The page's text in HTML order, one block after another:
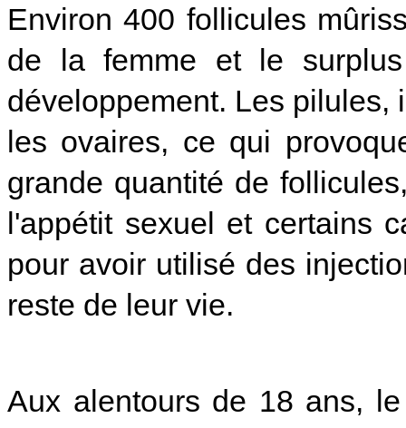
Environ 400 follicules
de la femme et le
développement. Les pilules,
les ovaires, ce qui
grande quantité de
l'appétit sexuel et certains
pour avoir utilisé des
reste de leur vie.
Aux alentours de 18 ans,